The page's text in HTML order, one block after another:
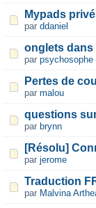
Mypads
par ddaniel
onglets dans
par psychosophe
Pertes de
par malou
questions
par brynn
[Résolu]
par jerome
Traduction
par Malvina